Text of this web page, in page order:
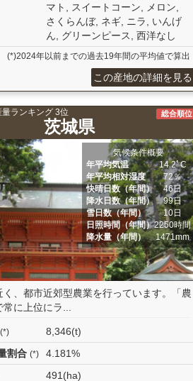
マト, スイートコーン, メロン,
さくらんぼ, ネギ, ニラ, いんげ
ん, グリーンピース, 西洋なし
(*)2024年以前までの過去19年間の平均値で算出
この産地の詳細を見る
ランキング 3位
茨城県
総合順位
気候条件概要
年平均気温
14.2ﾟC
年平均相対湿度
72％
快晴日数（年間）
46日
降水日数（年間）
99日
雪日数（年間）
10日
日照時間（年間）2250時間
降水量（年間）
1471mm
く、都市近郊型農業を行っています。「農
に上位にラ...
(*)
8,346(t)
割合 (*)
4.181%
491(ha)